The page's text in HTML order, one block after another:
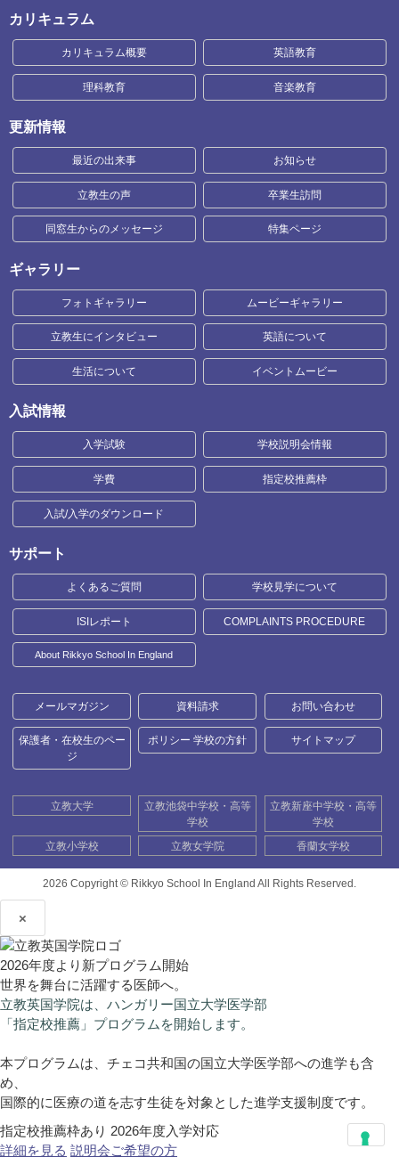
カリキュラム
カリキュラム概要 英語教育
理科教育 音楽教育
更新情報
最近の出来事 お知らせ
立教生の声 卒業生訪問
同窓生からのメッセージ 特集ページ
ギャラリー
フォトギャラリー ムービーギャラリー
立教生にインタビュー 英語について
生活について イベントムービー
入試情報
入学試験 学校説明会情報
学費 指定校推薦枠
入試/入学のダウンロード
サポート
よくあるご質問 学校見学について
ISIレポート COMPLAINTS PROCEDURE
About Rikkyo School In England
メールマガジン 資料請求 お問い合わせ
保護者・在校生のペー
ジ
ポリシー 学校の方針 サイトマップ
立教大学
立教池袋中学校・高等
学校
立教新座中学校・高等
学校
立教小学校
立教女学院 香蘭女学校
2026 Copyright © Rikkyo School In England All Rights Reserved.
×
2026年度より新プログラム開始
世界を舞台に活躍する医師へ。
立教英国学院は、ハンガリー国立大学医学部
「指定校推薦」プログラムを開始します。
本プログラムは、チェコ共和国の国立大学医学部への進学も含
め、
国際的に医療の道を志す生徒を対象とした進学支援制度です。
指定校推薦枠あり 2026年度入学対応
詳細を見る 説明会ご希望の方